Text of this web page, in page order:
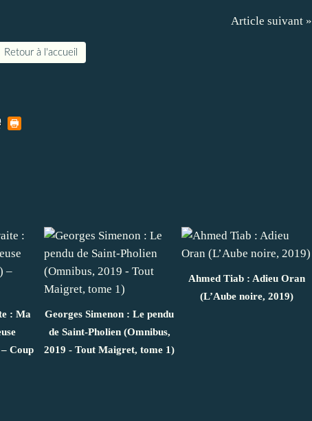
Article suivant »
Retour à l'accueil
: Ma
Coup
Georges Simenon : Le pendu
de Saint-Pholien (Omnibus,
2019 - Tout Maigret, tome 1)
Ahmed Tiab : Adieu Oran
(L’Aube noire, 2019)